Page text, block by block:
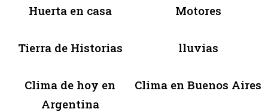
Huerta en casa Motores
Tierra de Historias lluvias
Clima de hoy en
Argentina
Clima en Buenos Aires